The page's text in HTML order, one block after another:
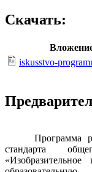
Скачать:
iskusstvo-
Программа
стандарта